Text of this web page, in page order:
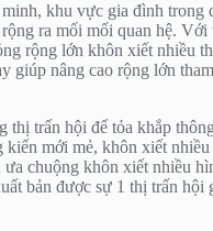
khu vực gia đình trong
ra mối mối quan hệ.
rộng lớn khôn xiết nhiều
giúp nâng cao rộng lớn
trấn hội để tỏa khắp
mới mẻ, khôn xiết
chuộng khôn xiết nhiều
bản được sự 1 thị trấn